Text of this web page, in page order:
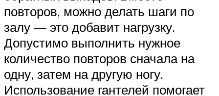
повторов, можно делать шаги по
залу — это добавит нагрузку.
Допустимо выполнить нужное
количество повторов сначала на
одну, затем на другую ногу.
Использование гантелей помогает